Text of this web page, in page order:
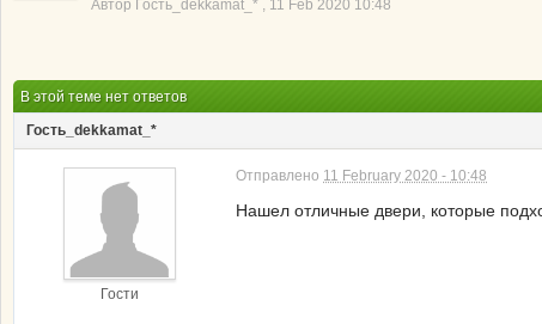
Автор Гость_dekkamat_* , 11 Feb 2020 10:48
В этой теме нет ответов
Гость_dekkamat_*
Гости
Отправлено 11 February 2020 - 10:48
Нашел отличные двери, которые